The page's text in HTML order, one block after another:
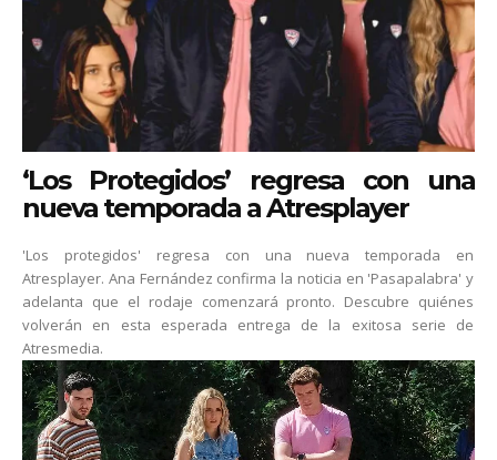
‘Los Protegidos’ regresa con una
nueva temporada a Atresplayer
'Los protegidos' regresa con una nueva temporada en
Atresplayer. Ana Fernández confirma la noticia en 'Pasapalabra' y
adelanta que el rodaje comenzará pronto. Descubre quiénes
volverán en esta esperada entrega de la exitosa serie de
Atresmedia.